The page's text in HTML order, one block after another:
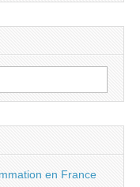
en France